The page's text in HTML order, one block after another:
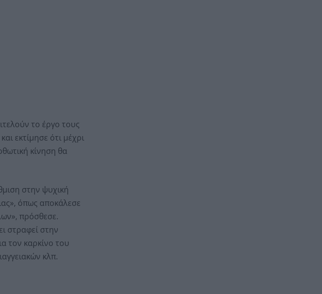
το έργο τους
εκτίμησε ότι μέχρι
κίνηση θα
στην ψυχική
όπως αποκάλεσε
πρόσθεσε.
στραφεί στην
τον καρκίνο του
κλπ.